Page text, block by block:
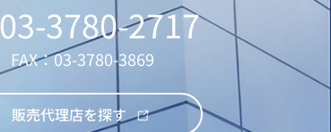
03-3780-2717
FAX：03-3780-3869
販売代理店を探す